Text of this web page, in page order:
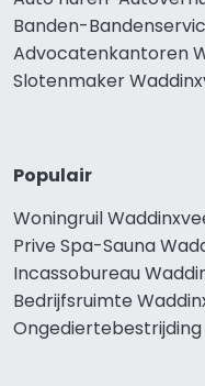
Banden-
Advocatenkantoren
Slotenmaker
Populair
Woningruil
Prive Spa-Sauna
Incassobureau
Bedrijfsruimte